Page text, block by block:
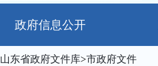
政府信息公开
山东省政府文件库>市政府文件